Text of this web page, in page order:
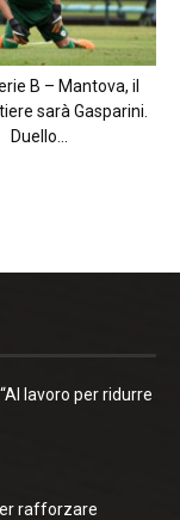
B – Mantova, il
sarà Gasparini.
Duello...
lavoro per ridurre
rafforzare